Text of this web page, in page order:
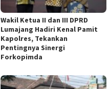
Wakil Ketua II dan III DPRD
Lumajang Hadiri Kenal Pamit
Kapolres, Tekankan
Pentingnya Sinergi
Forkopimda